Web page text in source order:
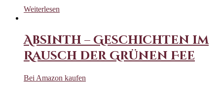
Weiterlesen
Absinth – Geschichten im
Rausch der Grünen Fee
Bei Amazon kaufen